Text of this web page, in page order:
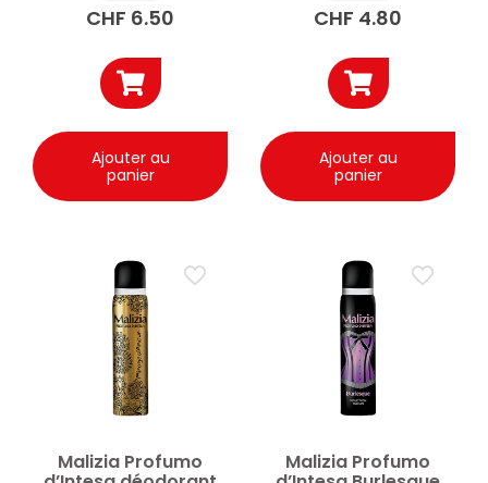
CHF 6.50
Ajouter au
panier
CHF 4.80
Ajouter au
panier
Malizia Profumo Malizia Profumo